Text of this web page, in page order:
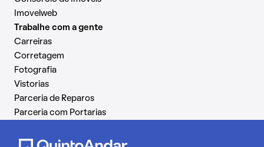
Imovelweb
Trabalhe com a gente
Carreiras
Corretagem
Fotografia
Vistorias
Parceria de Reparos
Parceria com Portarias